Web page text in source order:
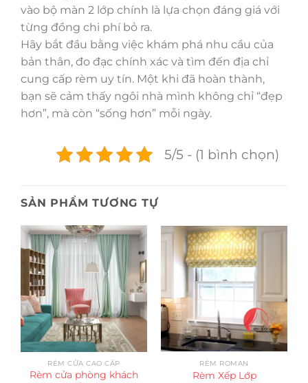
vào bộ màn 2 lớp chính là lựa chọn đáng giá với
từng đồng chi phí bỏ ra.
Hãy bắt đầu bằng việc khám phá nhu cầu của
bản thân, đo đạc chính xác và tìm đến địa chỉ
cung cấp rèm uy tín. Một khi đã hoàn thành,
bạn sẽ cảm thấy ngôi nhà mình không chỉ “đẹp
hơn”, mà còn “sống hơn” mỗi ngày.
5/5 - (1 bình chọn)
SẢN PHẨM TƯƠNG TỰ
RÈM CỬA CAO CẤP
Rèm cửa phòng khách
RÈM ROMAN
Rèm Xếp Lớp